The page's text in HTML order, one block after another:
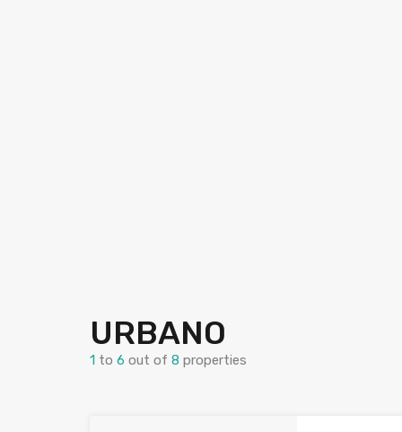
URBANO
1 to 6 out of 8 properties